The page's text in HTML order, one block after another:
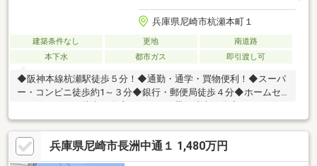
兵庫県尼崎市杭瀬本町１
建築条件なし 更地
南道路
本下水
都市ガス 即引渡し可
◆阪神本線杭瀬駅徒歩５分！◆通勤・通学・買物便利！◆スーパ
ー・コンビニ徒歩約1～３分◆銀行・郵便局徒歩４分◆ホームセ
ルハチ徒歩６分◆ダイソー徒歩２分◆ドラッグストアー徒歩２分
◆各科病院も徒歩５分圏内に多数ございます◆フリープラン可能
◆図面変更可能◆仕様設備カラーセレクト可能◆充実仕様設備付
き◆仕様設備プレゼンボードございます！■頭金０円諸経費込み
兵庫県尼崎市長洲中通１ 1,480万円